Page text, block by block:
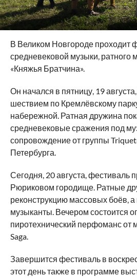
В Великом Новгороде проходит
средневековой музыки, ратного
«Княжья Братчина».
Он начался в пятницу, 19
шествием по Кремлёвскому
набережной. Ратная дружина
средневековые сражения под
сопровождение от группы
Петербурга.
Сегодня, 20 августа, фестиваль
Рюриковом городище. Ратные
реконструкцию массовых боёв,
музыканты. Вечером состоится
пиротехнический перфоманс от
Saga.
Завершится фестиваль в
этот день также в программе